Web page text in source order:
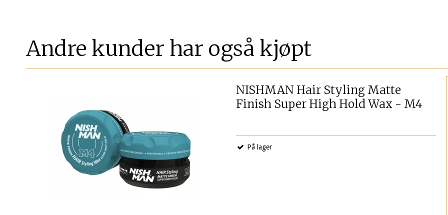
Andre kunder har også kjøpt
NISHMAN Hair Styling Matte
Finish Super High Hold Wax - M4
På lager